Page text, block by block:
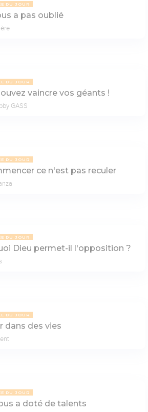
DU JOUR
a pas oublié
DU JOUR
vaincre vos géants !
GASS
DU JOUR
ce n'est pas reculer
DU JOUR
Dieu permet-il l'opposition ?
DU JOUR
dans des vies
DU JOUR
a doté de talents